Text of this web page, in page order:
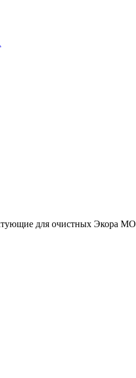
для очистных Экора МО